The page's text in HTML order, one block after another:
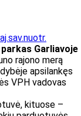
Garliavoje
rajono merą
apsilankęs
VPH vadovas
kituose –